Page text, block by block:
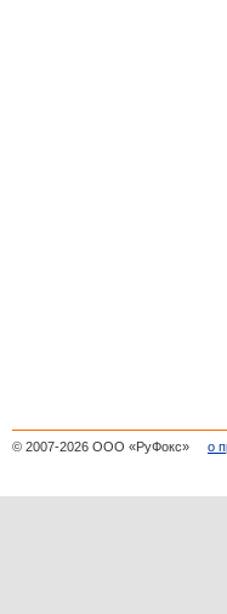
© 2007-2026 ООО «РуФокс» о